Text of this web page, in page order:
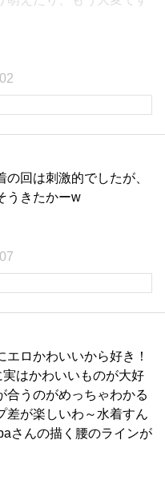
回は刺激的でしたが、
うきたかーw
ロかわいいから好き！
はかわいいものが大好
合うのがめっちゃわかる
差が楽しいわ～水着すん
さんの描く腰のラインが